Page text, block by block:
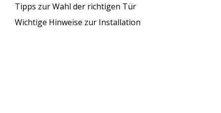
Tipps zur Wahl der richtigen Tür
Wichtige Hinweise zur Installation